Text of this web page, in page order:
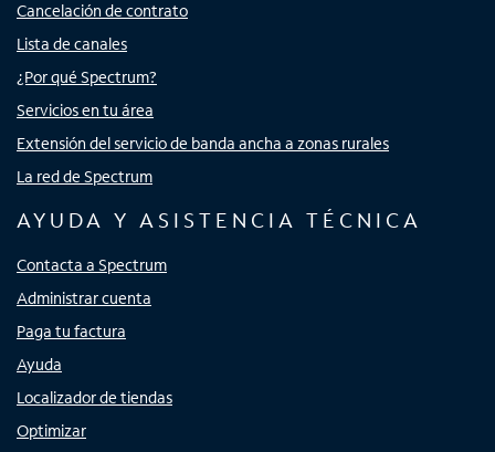
Cancelación de contrato
Lista de canales
¿Por qué Spectrum?
Servicios en tu área
Extensión del servicio de banda ancha a zonas rurales
La red de Spectrum
AYUDA Y ASISTENCIA TÉCNICA
Contacta a Spectrum
Administrar cuenta
Paga tu factura
Ayuda
Localizador de tiendas
Optimizar